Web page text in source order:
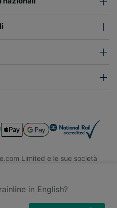
Limited e le sue società
in Inghilterra e Galles. Società
St, EC4A 4AH, Londra,
in English?